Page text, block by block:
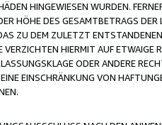
HINGEWIESEN WURDEN.
HÖHE DES GESAMTBETRAGS
ZU DEM ZULETZT
HIERMIT AUF
ODER ANDERE
EINSCHRÄNKUNG VON